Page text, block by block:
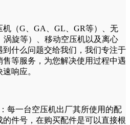
（G、GA、GL、GR等）、无
旋等）、移动空压机以及离心
什么问题交给我们，我们专注于
等服务，为您解决使用过程中遇
响应。
每一台空压机出厂其所使用的配
件号，在购买配件是可以直接根